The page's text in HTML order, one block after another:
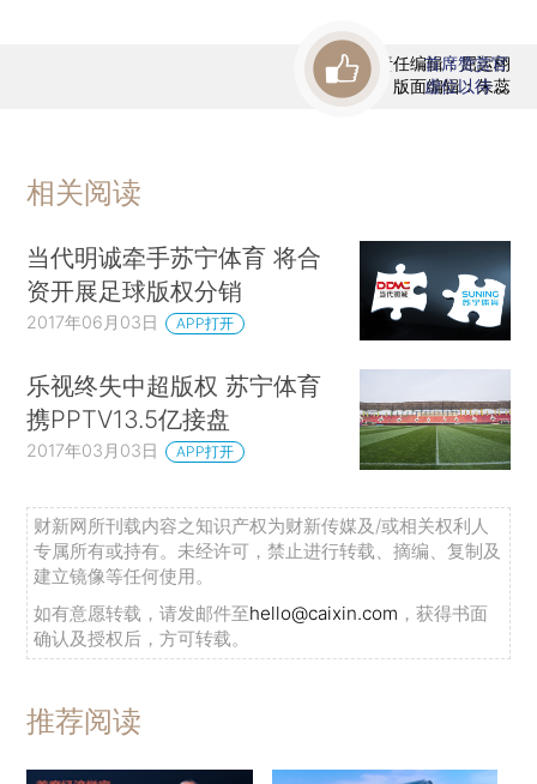
责任编辑：屈运栩
版面编辑：朱蕊
首席赞赏官
虚位以待
相关阅读
当代明诚牵手苏宁体育 将合
资开展足球版权分销
2017年06月03日 APP打开
乐视终失中超版权 苏宁体育
携PPTV13.5亿接盘
2017年03月03日 APP打开
财新网所刊载内容之知识产权为财新传媒及/或相关权利人
专属所有或持有。未经许可，禁止进行转载、摘编、复制及
建立镜像等任何使用。
如有意愿转载，请发邮件至hello@caixin.com ，获得书面
确认及授权后，方可转载。
推荐阅读